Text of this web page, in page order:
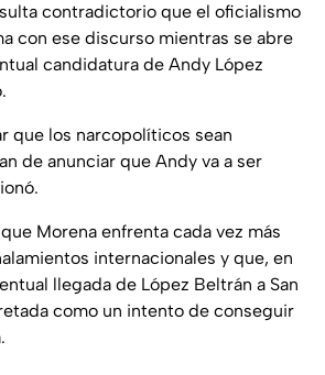
contradictorio que el oficialismo
con ese discurso mientras se abre
candidatura de Andy López
que los narcopolíticos sean
de anunciar que Andy va a ser
Morena enfrenta cada vez más
internacionales y que, en
llegada de López Beltrán a San
como un intento de conseguir